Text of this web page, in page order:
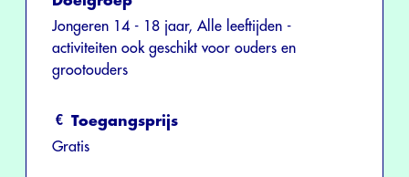
Jongeren 14 - 18 jaar, Alle leeftijden -
activiteiten ook geschikt voor ouders en
grootouders
Toegangsprijs
Gratis